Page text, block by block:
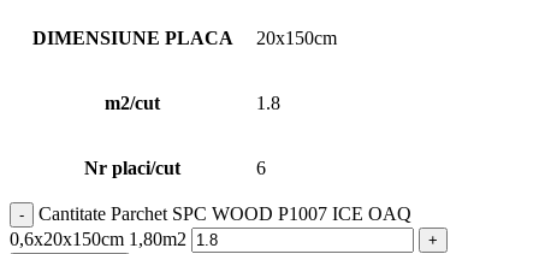
DIMENSIUNE PLACA 20x150cm
m2/cut 1.8
Nr placi/cut 6
Cantitate Parchet SPC WOOD P1007 ICE OAQ
0,6x20x150cm 1,80m2